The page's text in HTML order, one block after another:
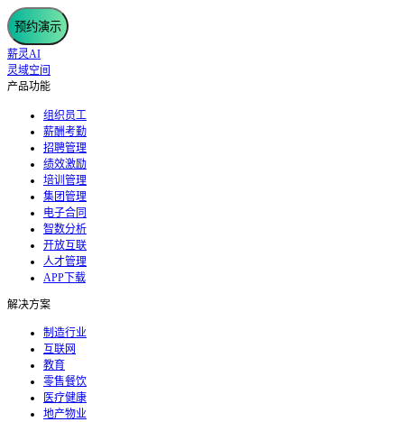
预约演示
薪灵AI
灵域空间
产品功能
组织员工
薪酬考勤
招聘管理
绩效激励
培训管理
集团管理
电子合同
智数分析
开放互联
人才管理
APP下载
解决方案
制造行业
互联网
教育
零售餐饮
医疗健康
地产物业